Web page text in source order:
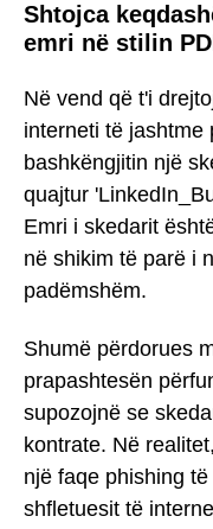
Shtojca
emri në stilin
Në vend që t'i
interneti të jashtme
bashkëngjitin një
quajtur
Emri i skedarit
në shikim të parë i
padëmshëm.
Shumë përdorues
prapashtesën
supozojnë se
kontrate. Në
një faqe phishing
shfletuesit të